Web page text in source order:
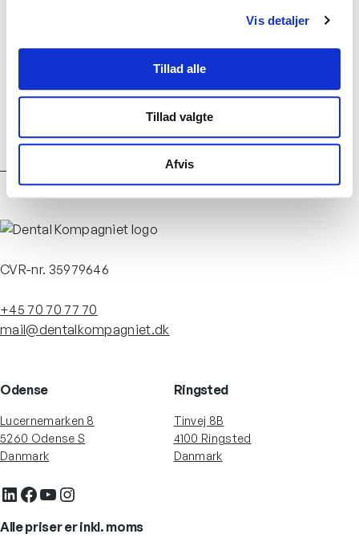
Vis detaljer
Tillad alle
Tillad valgte
Afvis
Kursus
CVR-nr. 35979646
+45 70 70 77 70
mail@dentalkompagniet.dk
Odense
Lucernemarken 8
5260 Odense S
Danmark
Ringsted
Tinvej 8B
4100 Ringsted
Danmark
LinkedIn Facebook YouTube Instagram
Alle priser er inkl. moms